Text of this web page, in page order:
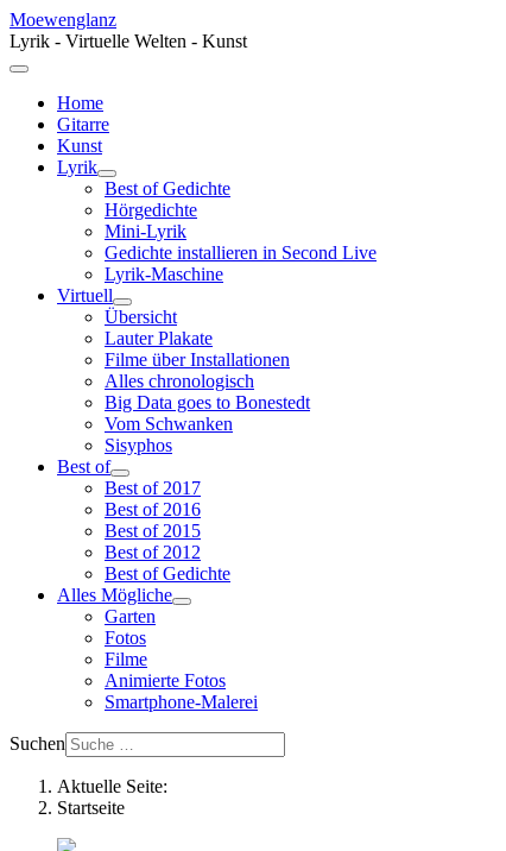
Moewenglanz
Lyrik - Virtuelle Welten - Kunst
Home
Gitarre
Kunst
Lyrik
Best of Gedichte
Hörgedichte
Mini-Lyrik
Gedichte installieren in Second Live
Lyrik-Maschine
Virtuell
Übersicht
Lauter Plakate
Filme über Installationen
Alles chronologisch
Big Data goes to Bonestedt
Vom Schwanken
Sisyphos
Best of
Best of 2017
Best of 2016
Best of 2015
Best of 2012
Best of Gedichte
Alles Mögliche
Garten
Fotos
Filme
Animierte Fotos
Smartphone-Malerei
Suchen
Aktuelle Seite:
Startseite